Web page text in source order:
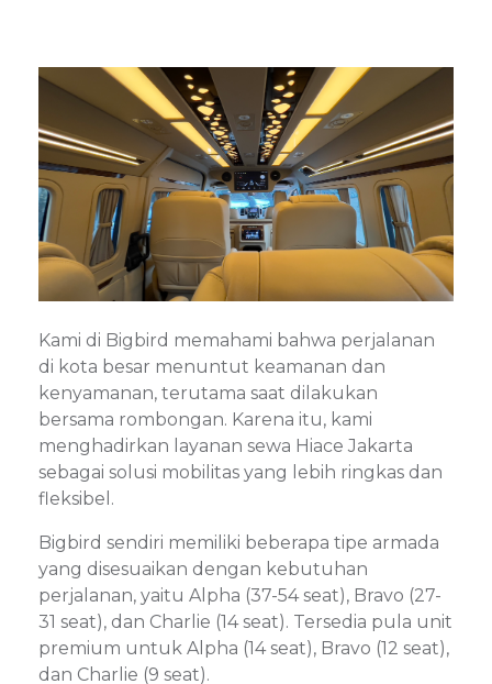
Kami di Bigbird memahami bahwa perjalanan
di kota besar menuntut keamanan dan
kenyamanan, terutama saat dilakukan
bersama rombongan. Karena itu, kami
menghadirkan layanan sewa Hiace Jakarta
sebagai solusi mobilitas yang lebih ringkas dan
fleksibel.
Bigbird sendiri memiliki beberapa tipe armada
yang disesuaikan dengan kebutuhan
perjalanan, yaitu Alpha (37-54 seat), Bravo (27-
31 seat), dan Charlie (14 seat). Tersedia pula unit
premium untuk Alpha (14 seat), Bravo (12 seat),
dan Charlie (9 seat).